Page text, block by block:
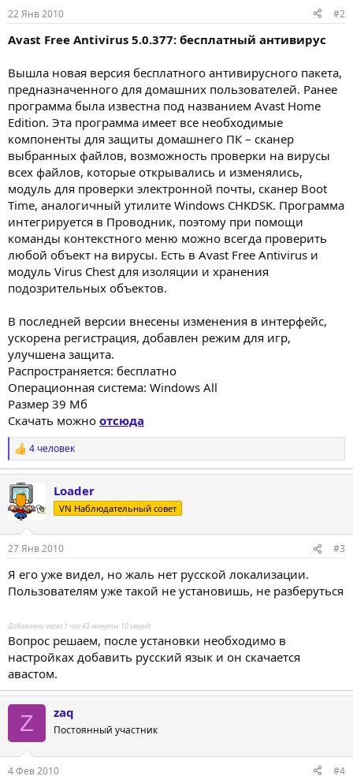
:
22 Янв 2010 #2
Avast Free Antivirus 5.0.377: бесплатный антивирус
Вышла новая версия бесплатного антивирусного пакета,
предназначенного для домашних пользователей. Ранее
программа была известна под названием Avast Home
Edition. Эта программа имеет все необходимые
компоненты для защиты домашнего ПК – сканер
выбранных файлов, возможность проверки на вирусы
всех файлов, которые открывались и изменялись,
модуль для проверки электронной почты, сканер Boot
Time, аналогичный утилите Windows CHKDSK. Программа
интегрируется в Проводник, поэтому при помощи
команды контекстного меню можно всегда проверить
любой объект на вирусы. Есть в Avast Free Antivirus и
модуль Virus Chest для изоляции и хранения
подозрительных объектов.
В последней версии внесены изменения в интерфейс,
ускорена регистрация, добавлен режим для игр,
улучшена защита.
Распространяется: бесплатно
Операционная система: Windows All
Размер 39 Мб
Скачать можно отсюда
Р
е
а
к
ц
и
4 человек
Loader
VN Наблюдательный совет
27 Янв 2010 #3
Я его уже видел, но жаль нет русской локализации.
Пользователям уже такой не установишь, не разберуться
Добавлено через 1 час 43 минуты 10 секунд
Вопрос решаем, после установки необходимо в
настройках добавить русский язык и он скачается
авастом.
Z zaq
Постоянный участник
4 Фев 2010 #4